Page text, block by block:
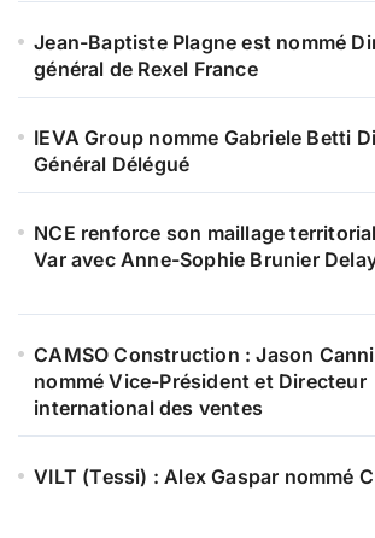
Jean-Baptiste Plagne est nommé
général de Rexel France
IEVA Group nomme Gabriele Betti
Général Délégué
NCE renforce son maillage
Var avec Anne-Sophie Brunier
CAMSO Construction : Jason
nommé Vice-Président et Directeur
international des ventes
VILT (Tessi) : Alex Gaspar nommé